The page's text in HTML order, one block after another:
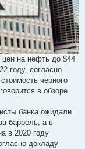
цен на нефть до $44
году, согласно
черного
в обзоре
банка ожидали
баррель, а в
в 2020 году
докладу